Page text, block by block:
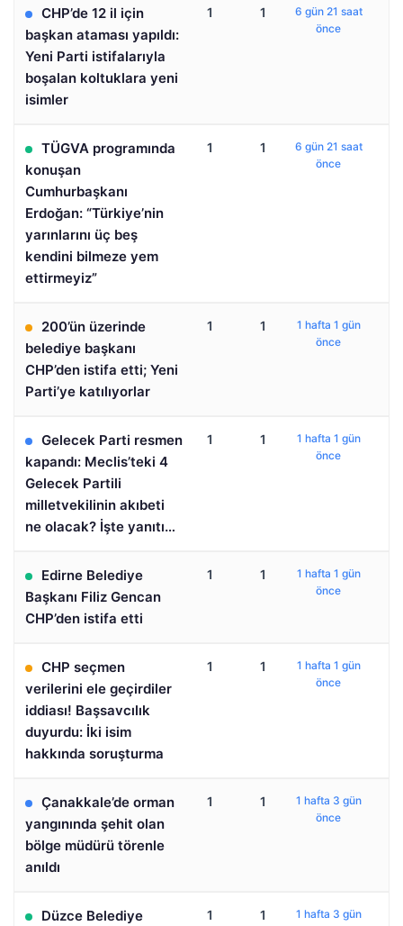
CHP’de 12 il için
başkan ataması yapıldı:
Yeni Parti istifalarıyla
boşalan koltuklara yeni
isimler
1 1
6 gün 21 saat
önce
TÜGVA programında
konuşan
Cumhurbaşkanı
Erdoğan: “Türkiye’nin
yarınlarını üç beş
kendini bilmeze yem
ettirmeyiz”
1 1
6 gün 21 saat
önce
200’ün üzerinde
belediye başkanı
CHP’den istifa etti; Yeni
Parti’ye katılıyorlar
1 1
1 hafta 1 gün
önce
Gelecek Parti resmen
kapandı: Meclis’teki 4
Gelecek Partili
milletvekilinin akıbeti
ne olacak? İşte yanıtı…
1 1
1 hafta 1 gün
önce
Edirne Belediye
Başkanı Filiz Gencan
CHP’den istifa etti
1 1
1 hafta 1 gün
önce
CHP seçmen
verilerini ele geçirdiler
iddiası! Başsavcılık
duyurdu: İki isim
hakkında soruşturma
1 1
1 hafta 1 gün
önce
Çanakkale’de orman
yangınında şehit olan
bölge müdürü törenle
anıldı
1 1
1 hafta 3 gün
önce
Düzce Belediye 1 1
1 hafta 3 gün